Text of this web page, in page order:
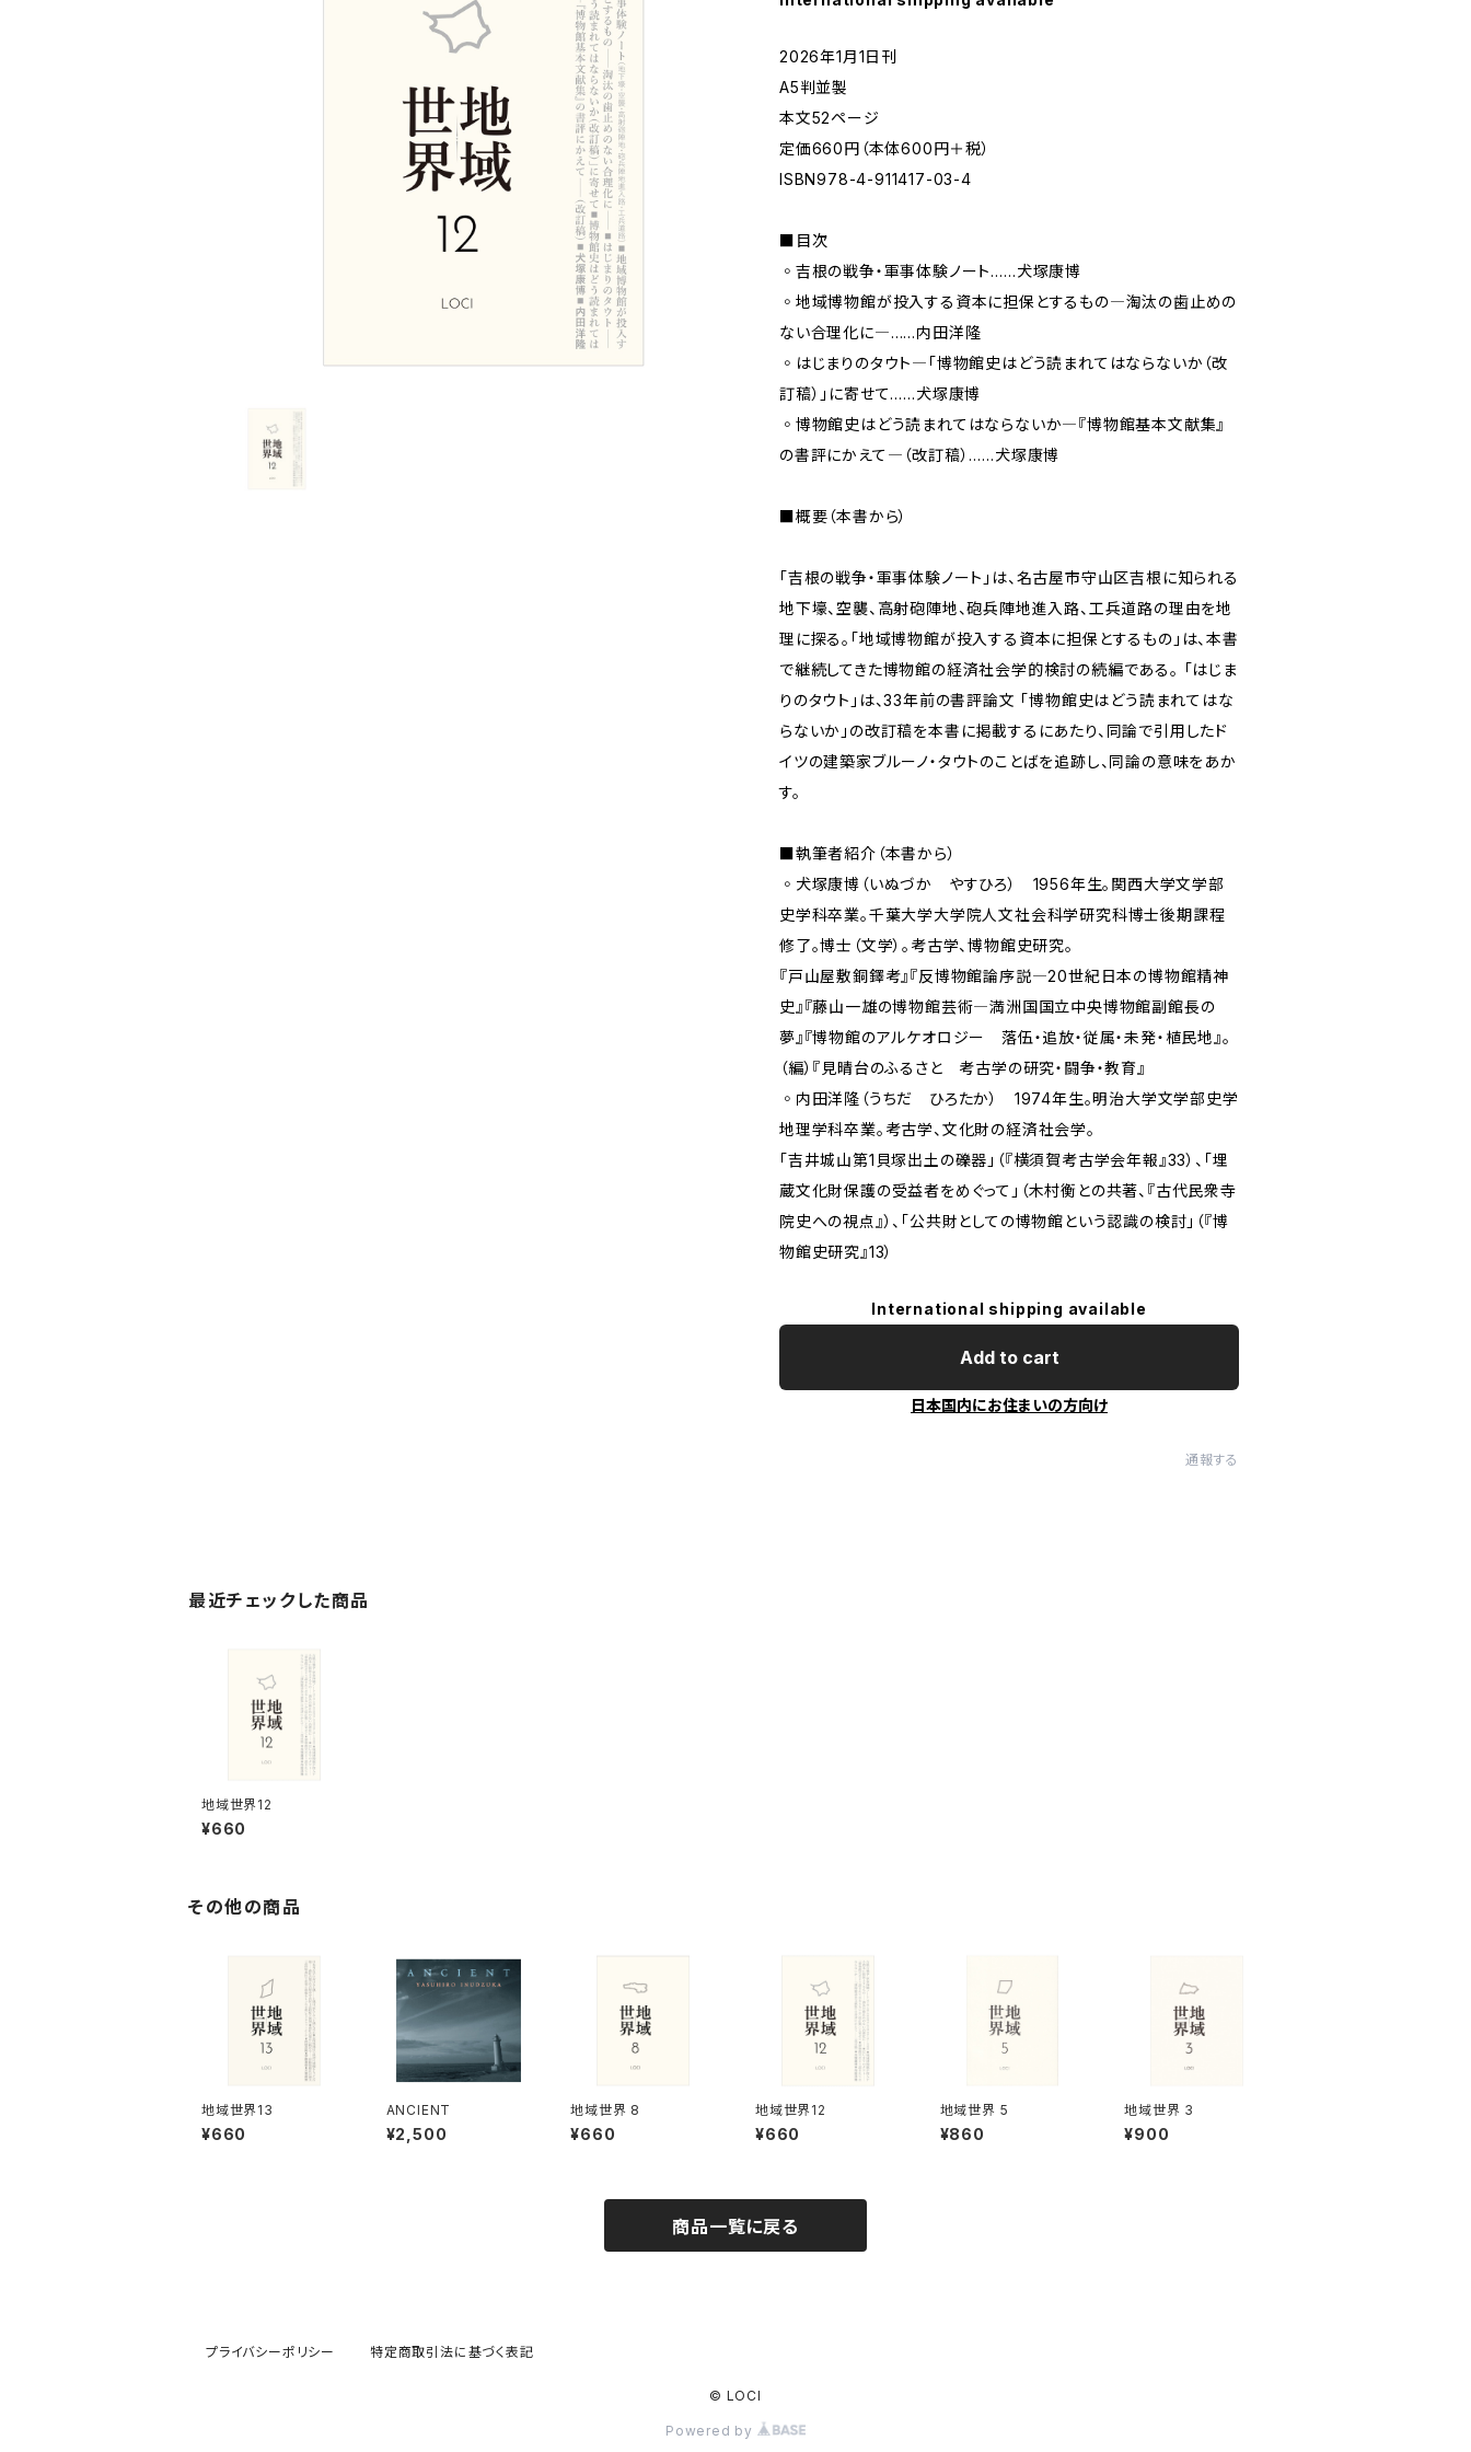
2026年1月1日刊
A5判並製
本文52ページ
定価660円（本体600円＋税）
ISBN978-4-911417-03-4
■目次
◦吉根の戦争・軍事体験ノート……犬塚康博
◦地域博物館が投入する資本に担保とするもの―淘汰の歯止めの
ない合理化に―……内田洋隆
◦はじまりのタウト―「博物館史はどう読まれてはならないか（改
訂稿）」に寄せて……犬塚康博
◦博物館史はどう読まれてはならないか―『博物館基本文献集』
の書評にかえて―（改訂稿）……犬塚康博
■概要（本書から）
「吉根の戦争・軍事体験ノート」は、名古屋市守山区吉根に知られる
地下壕、空襲、高射砲陣地、砲兵陣地進入路、工兵道路の理由を地
理に探る。「地域博物館が投入する資本に担保とするもの」は、本書
で継続してきた博物館の経済社会学的検討の続編である。 「はじま
りのタウト」は、33年前の書評論文 「博物館史はどう読まれてはな
らないか」の改訂稿を本書に掲載するにあたり、同論で引用したド
イツの建築家ブルーノ・タウトのことばを追跡し、同論の意味をあか
す。
■執筆者紹介（本書から）
◦犬塚康博（いぬづか やすひろ） 1956年生。関西大学文学部
史学科卒業。千葉大学大学院人文社会科学研究科博士後期課程
修了。博士（文学）。考古学、博物館史研究。
『戸山屋敷銅鐸考』『反博物館論序説―20世紀日本の博物館精神
史』『藤山一雄の博物館芸術―満洲国国立中央博物館副館長の
夢』『博物館のアルケオロジー 落伍・追放・従属・未発・植民地』。
（編）『見晴台のふるさと 考古学の研究・闘争・教育』
◦内田洋隆（うちだ ひろたか） 1974年生。明治大学文学部史学
地理学科卒業。考古学、文化財の経済社会学。
「吉井城山第1貝塚出土の礫器」（『横須賀考古学会年報』33）、「埋
蔵文化財保護の受益者をめぐって」（木村衡との共著、『古代民衆寺
院史への視点』）、「公共財としての博物館という認識の検討」（『博
物館史研究』13）
International shipping available
Add to cart
日本国内にお住まいの方向け
通報する
最近チェックした商品
地域世界12
¥660
その他の商品
地域世界13
¥660
ANCIENT
¥2,500
地域世界 8
¥660
地域世界12
¥660
地域世界 5
¥860
地域世界 3
¥900
商品一覧に戻る
プライバシーポリシー 特定商取引法に基づく表記
© LOCI
Powered by